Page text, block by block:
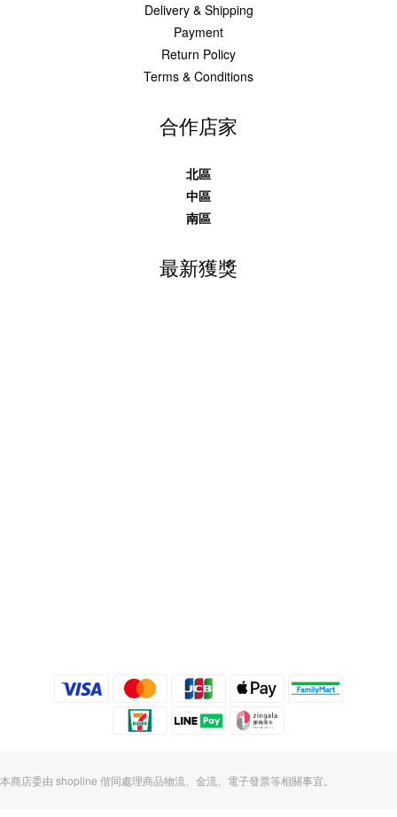
Delivery & Shipping
Payment
Return Policy
Terms & Conditions
合作店家
北區
中區
南區
最新獲獎
本商店委由 shopline 偕同處理商品物流、金流、電子發票等相關事宜。